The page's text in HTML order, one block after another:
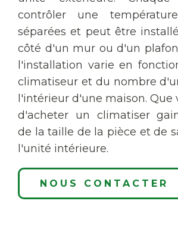
contrôler une
séparées et peut être
côté d'un mur ou d'un
l'installation varie en
climatiseur et du nombre
l'intérieur d'une maison. Que
d'acheter un climatiser
de la taille de la pièce et de
l'unité intérieure.
NOUS CONTACTER